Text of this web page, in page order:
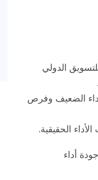
الدولي
الضعيف وفرص
الحقيقية.
أداء